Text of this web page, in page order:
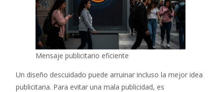
Mensaje publicitario eficiente
Un diseño descuidado puede arruinar incluso la mejor idea
publicitaria. Para evitar una mala publicidad, es